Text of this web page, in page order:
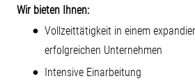
Wir bieten Ihnen:
Vollzeittätigkeit in einem
erfolgreichen Unternehmen
Intensive Einarbeitung